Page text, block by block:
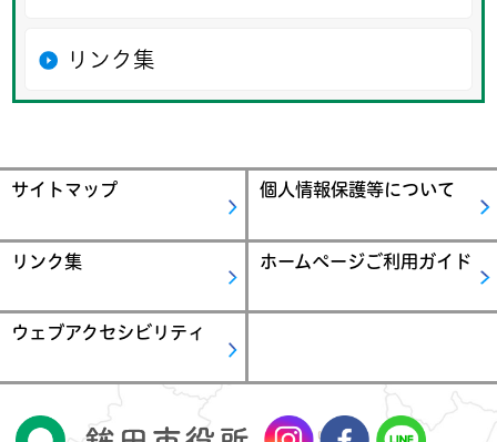
リンク集
サイトマップ 個人情報保護等について
リンク集 ホームページご利用ガイド
ウェブアクセシビリティ